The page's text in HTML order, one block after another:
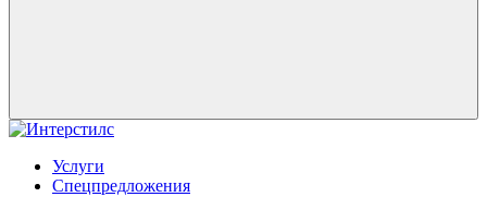
Услуги
Спецпредложения